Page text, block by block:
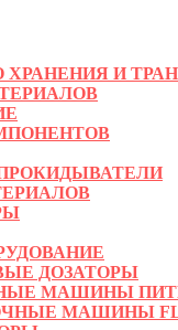
ХРАНЕНИЯ И
ДОЗАТОРЫ
МАШИНЫ
МАШИНЫ